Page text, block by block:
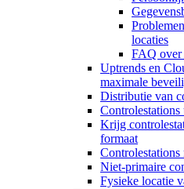
locaties
FAQ over
Uptrends en
maximale
Distributie van
Controlestations
Krijg
formaat
Controlestations
Niet-primaire
Fysieke locatie